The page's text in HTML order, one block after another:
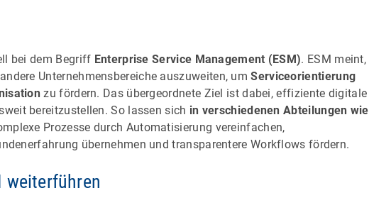
bei dem Begriff Enterprise Service Management (ESM). ESM meint,
Unternehmensbereiche auszuweiten, umServiceorientierung
zu fördern. Das übergeordnete Ziel ist dabei, effiziente digitale
bereitzustellen. So lassen sich in verschiedenen Abteilungen wie
Prozesse durch Automatisierung vereinfachen,
übernehmen und transparentere Workflows fördern.